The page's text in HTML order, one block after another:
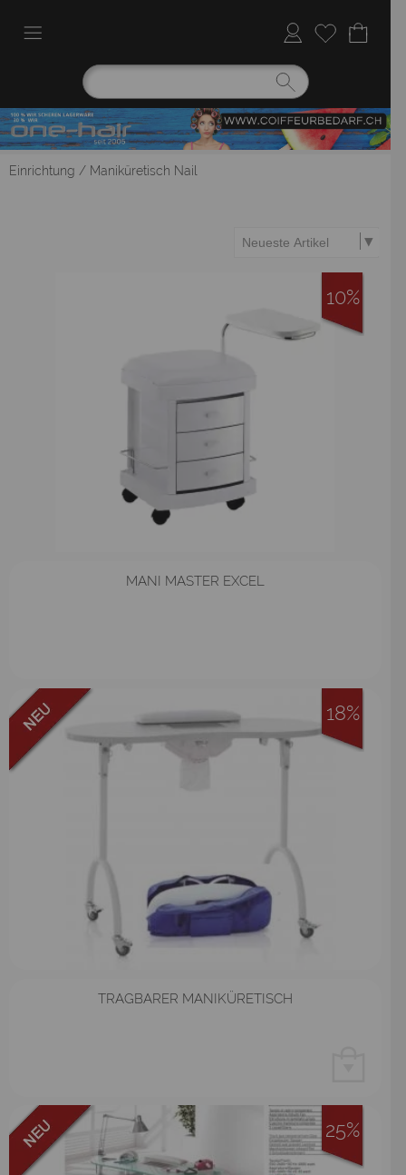
Einrichtung / Maniküretisch Nail
MANI MASTER EXCEL
10%
TRAGBARER MANIKÜRETISCH
18%
25%